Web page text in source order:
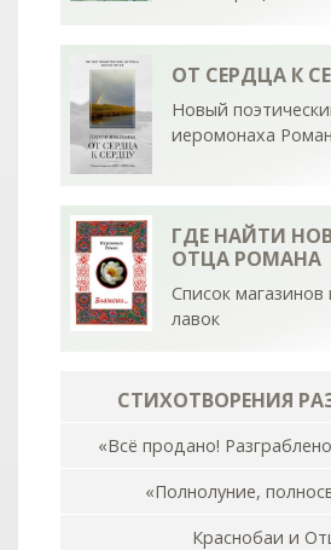
ОТ СЕРДЦА К
Новый
иеромонаха
ГДЕ НАЙТИ
ОТЦА РОМАНА
Список
лавок
СТИХОТВОРЕНИЯ
«Всё продано!
«Полнолуние,
Краснобаи и